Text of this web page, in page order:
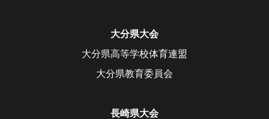
大分県大会
大分県高等学校体育連盟
大分県教育委員会
長崎県大会